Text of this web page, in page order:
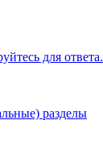
для ответа.
разделы